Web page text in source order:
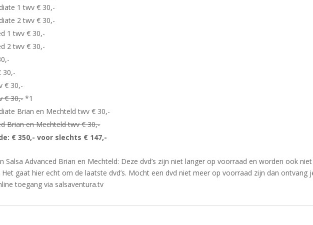
1 twv € 30,-
2 twv € 30,-
1 twv € 30,-
2 twv € 30,-
30,-
€ 30,-
€ 30,-*1
Brian en Mechteld twv € 30,-
Brian en Mechteld twv € 30,-
€ 350,- voor slechts € 147,-
Salsa Advanced Brian en Mechteld: Deze dvd’s zijn niet langer op voorraad en worden ook niet
gaat hier echt om de laatste dvd’s. Mocht een dvd niet meer op voorraad zijn dan ontvang
toegang via salsaventura.tv